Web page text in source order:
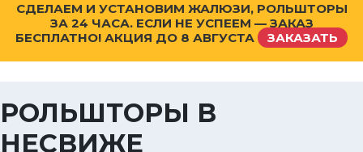
СДЕЛАЕМ И УСТАНОВИМ ЖАЛЮЗИ, РОЛЬШТОРЫ
ЗА 24 ЧАСА. ЕСЛИ НЕ УСПЕЕМ — ЗАКАЗ
БЕСПЛАТНО! АКЦИЯ ДО 8 АВГУСТА ЗАКАЗАТЬ
РОЛЬШТОРЫ В
НЕСВИЖЕ